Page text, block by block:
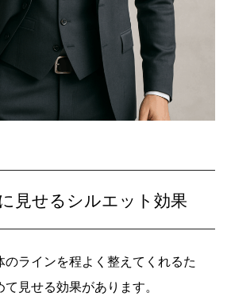
見せるシルエット効果
ラインを程よく整えてくれるた
見せる効果があります。